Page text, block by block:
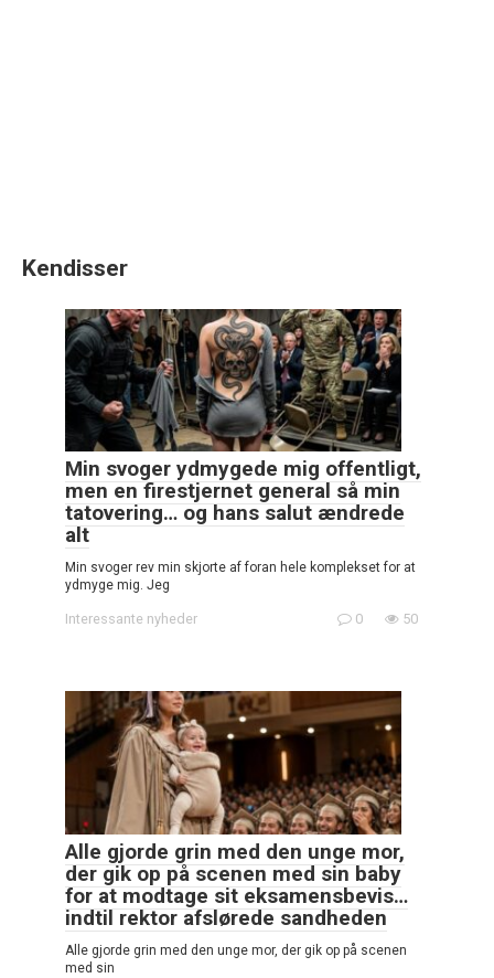
Kendisser
Min svoger ydmygede mig offentligt,
men en firestjernet general så min
tatovering… og hans salut ændrede
alt
Min svoger rev min skjorte af foran hele komplekset for at
ydmyge mig. Jeg
Interessante nyheder 0 50
Alle gjorde grin med den unge mor,
der gik op på scenen med sin baby
for at modtage sit eksamensbevis…
indtil rektor afslørede sandheden
Alle gjorde grin med den unge mor, der gik op på scenen
med sin